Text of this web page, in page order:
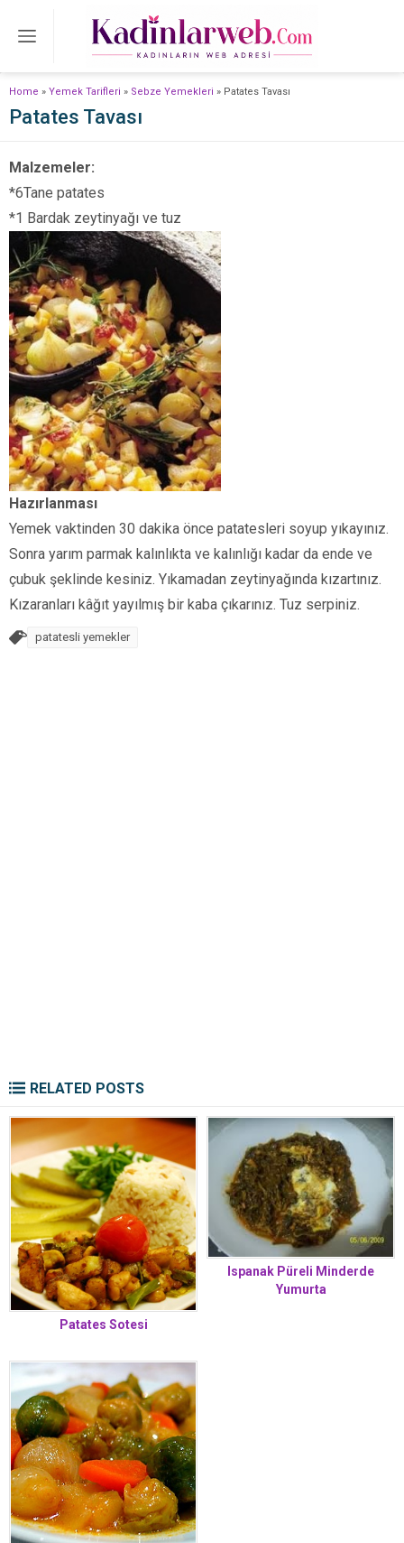
Home » Yemek Tarifleri » Sebze Yemekleri » Patates Tavası
Patates Tavası
Malzemeler:
*6Tane patates
*1 Bardak zeytinyağı ve tuz
Hazırlanması
Yemek vaktinden 30 dakika önce patatesleri soyup yıkayınız.
Sonra yarım parmak kalınlıkta ve kalınlığı kadar da ende ve
çubuk şeklinde kesiniz. Yıkamadan zeytinyağında kızartınız.
Kızaranları kâğıt yayılmış bir kaba çıkarınız. Tuz serpiniz.
patatesli yemekler
RELATED POSTS
Patates Sotesi
Ispanak Püreli Minderde
Yumurta